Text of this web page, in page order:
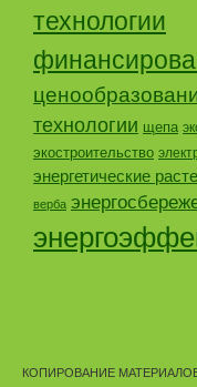
технологии
технологии щепа
экостроительство
энергетические
верба
КОПИРОВАНИЕ